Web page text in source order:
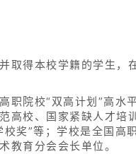
取得本校学籍的学生
职院校“双高计划”高
高校、国家紧缺人才
奖”等；学校是全国
教育分会会长单位。